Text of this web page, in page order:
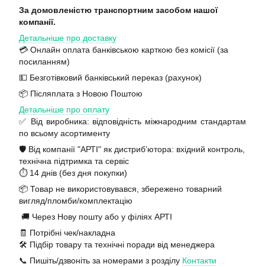
За домовленістю транспортним засобом нашої
компанії.
Детальніше про доставку
💳 Онлайн оплата банківською карткою без комісії (за
посиланням)
💵 Безготівковий банківський переказ (рахунок)
📦 Післяплата з Новою Поштою
Детальніше про оплату
✅ Від виробника: відповідність міжнародним стандартам
по всьому асортименту
🛡️ Від компанії "АРТІ" як дистриб’ютора: вхідний контроль,
технічна підтримка та сервіс
⏱️ 14 днів (без дня покупки)
📦 Товар не використовувався, збережено товарний
вигляд/пломби/комплектацію
🚚 Через Нову пошту або у філіях АРТІ
🧾 Потрібні чек/накладна
🛠️ Підбір товару та технічні поради від менеджера
📞 Пишіть/дзвоніть за номерами з розділу Контакти